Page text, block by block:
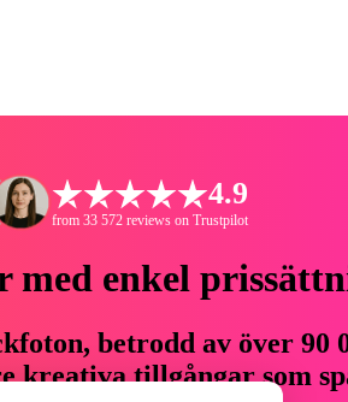
4.9
from 33 572 reviews on Trustpilot
med enkel
betrodd av över
kreativa tillgångar som